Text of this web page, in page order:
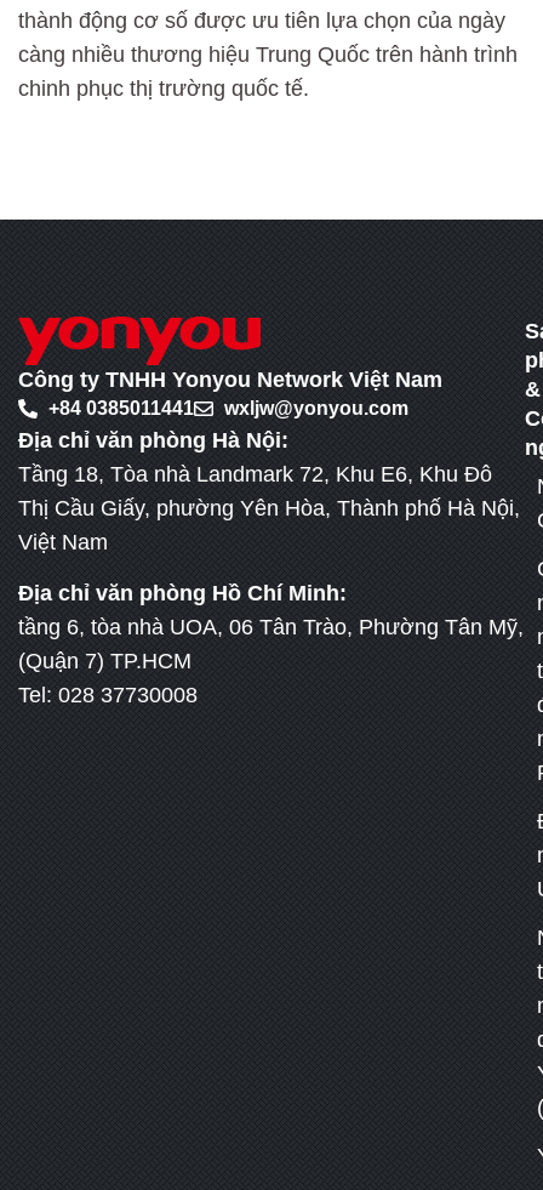
thành động cơ số được ưu tiên lựa chọn của ngày
càng nhiều thương hiệu Trung Quốc trên hành trình
chinh phục thị trường quốc tế.
Công ty TNHH Yonyou Network Việt Nam
+84 0385011441 wxljw@yonyou.com
Địa chỉ văn phòng Hà Nội:
Tầng 18, Tòa nhà Landmark 72, Khu E6, Khu Đô
Thị Cầu Giấy, phường Yên Hòa, Thành phố Hà Nội,
Việt Nam
Địa chỉ văn phòng Hồ Chí Minh:
tầng 6, tòa nhà UOA, 06 Tân Trào, Phường Tân Mỹ,
(Quận 7) TP.HCM
Tel: 028 37730008
&